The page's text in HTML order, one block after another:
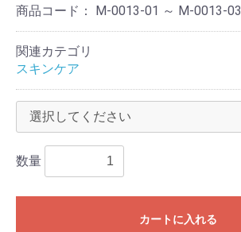
商品コード： M-0013-01 ～ M-0013-03
関連カテゴリ
スキンケア
数量
カートに入れる